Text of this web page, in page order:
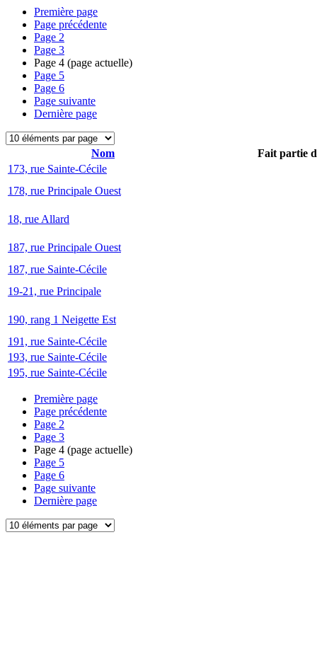
Première page
Page précédente
Page 2
Page 3
Page 4 (page actuelle)
Page 5
Page 6
Page suivante
Dernière page
Nom
Fait partie
173, rue Sainte-Cécile
178, rue Principale Ouest
18, rue Allard
187, rue Principale Ouest
187, rue Sainte-Cécile
19-21, rue Principale
190, rang 1 Neigette Est
191, rue Sainte-Cécile
193, rue Sainte-Cécile
195, rue Sainte-Cécile
Première page
Page précédente
Page 2
Page 3
Page 4 (page actuelle)
Page 5
Page 6
Page suivante
Dernière page